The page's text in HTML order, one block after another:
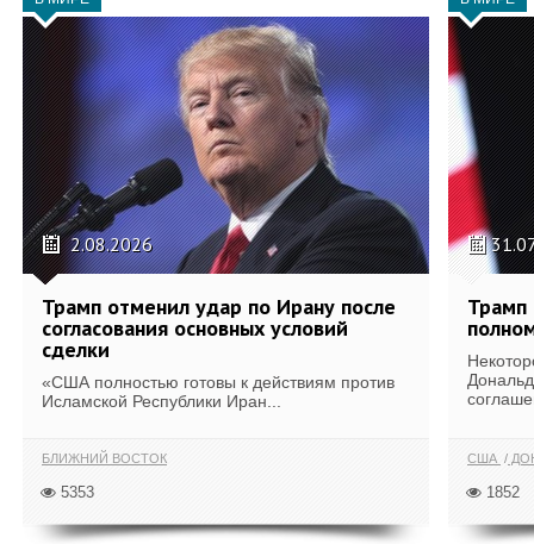
2.08.2026
Трамп отменил удар по Ирану после
согласования основных условий
сделки
«США полностью готовы к действиям против
Исламской Республики Иран...
БЛИЖНИЙ ВОСТОК
5353
Трамп
США
1852